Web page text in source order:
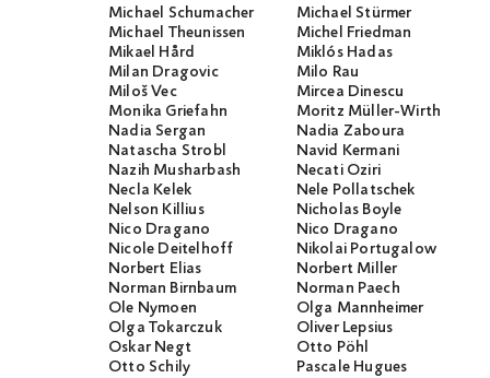
Michael Schumacher
Michael Stürmer
Michael Theunissen
Michel Friedman
Mikael Hård
Miklós Hadas
Milan Dragovic
Milo Rau
Miloš Vec
Mircea Dinescu
Monika Griefahn
Moritz Müller-Wirth
Nadia Sergan
Nadia Zaboura
Natascha Strobl
Navid Kermani
Nazih Musharbash
Necati Öziri
Necla Kelek
Nele Pollatschek
Nelson Killius
Nicholas Boyle
Nico Dragano
Nico Dragano
Nicole Deitelhoff
Nikolai Portugalow
Norbert Elias
Norbert Miller
Norman Birnbaum
Norman Paech
Ole Nymoen
Olga Mannheimer
Olga Tokarczuk
Oliver Lepsius
Oskar Negt
Otto Pöhl
Otto Schily
Pascale Hugues